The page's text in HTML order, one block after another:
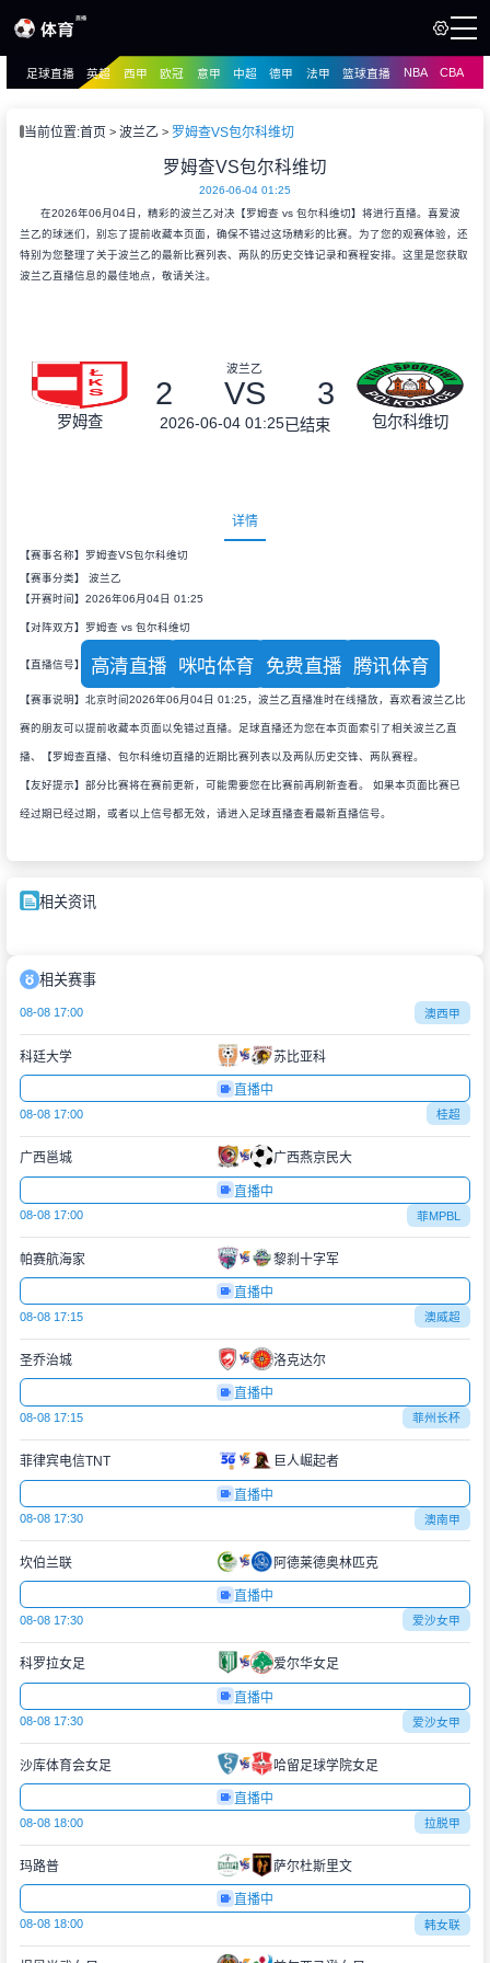
播
足球直播 英超 西甲 欧冠 意甲 中超 德甲 法甲 篮球直播 NBA CBA
当前位置:首页 波兰乙 罗姆查VS包尔科维切
罗姆查VS包尔科维切
2026-06-04 01:25
在2026年06月04日，精彩的波兰乙对决【罗姆查 vs 包尔科维切】将进行直播。喜爱波
兰乙的球迷们，别忘了提前收藏本页面，确保不错过这场精彩的比赛。为了您的观赛体验，还
特别为您整理了关于波兰乙的最新比赛列表、两队的历史交锋记录和赛程安排。这里是您获取
波兰乙直播信息的最佳地点，敬请关注。
罗姆查
波兰乙
2 VS 3
2026-06-04 01:25已结束 包尔科维切
详情
【赛事名称】罗姆查VS包尔科维切
【赛事分类】 波兰乙
【开赛时间】2026年06月04日 01:25
【对阵双方】罗姆查 vs 包尔科维切
【直播信号】 高清直播 咪咕体育 免费直播 腾讯体育
【赛事说明】北京时间2026年06月04日 01:25，波兰乙直播准时在线播放，喜欢看波兰乙比
赛的朋友可以提前收藏本页面以免错过直播。足球直播还为您在本页面索引了相关波兰乙直
播、【罗姆查直播、包尔科维切直播的近期比赛列表以及两队历史交锋、两队赛程。
【友好提示】部分比赛将在赛前更新，可能需要您在比赛前再刷新查看。 如果本页面比赛已
经过期已经过期，或者以上信号都无效，请进入足球直播查看最新直播信号。
相关资讯
相关赛事
08-08 17:00 澳西甲
科廷大学 苏比亚科
直播中
08-08 17:00 桂超
广西邕城 广西燕京民大
直播中
08-08 17:00 菲MPBL
帕赛航海家 黎刹十字军
直播中
08-08 17:15 澳威超
圣乔治城 洛克达尔
直播中
08-08 17:15 菲州长杯
菲律宾电信TNT 巨人崛起者
直播中
08-08 17:30 澳南甲
坎伯兰联 阿德莱德奥林匹克
直播中
08-08 17:30 爱沙女甲
科罗拉女足 爱尔华女足
直播中
08-08 17:30 爱沙女甲
沙库体育会女足 哈留足球学院女足
直播中
08-08 18:00 拉脱甲
玛路普 萨尔杜斯里文
直播中
08-08 18:00 韩女联